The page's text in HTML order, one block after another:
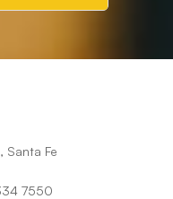
Santa Fe
7550